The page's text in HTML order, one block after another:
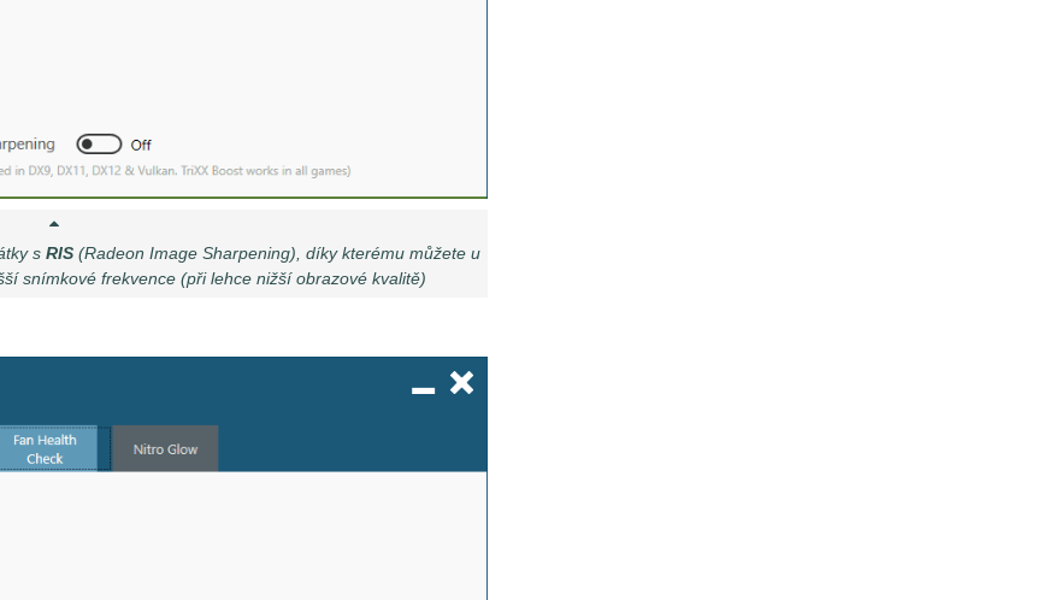
s RIS (Radeon Image Sharpening), díky kterému můžete u
snímkové frekvence (při lehce nižší obrazové kvalitě)